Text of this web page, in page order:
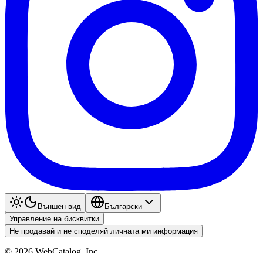
Външен вид
Български
Управление на бисквитки
Не продавай и не споделяй личната ми информация